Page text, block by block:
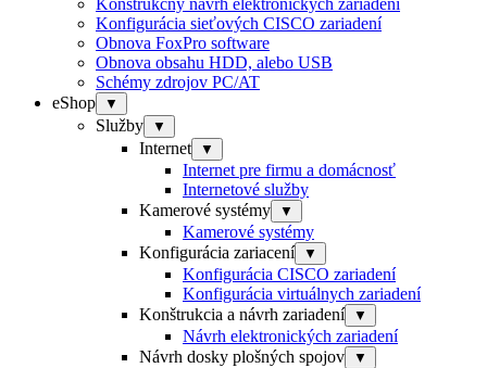
Konštrukčný návrh elektronických zariadení
Konfigurácia sieťových CISCO zariadení
Obnova FoxPro software
Obnova obsahu HDD, alebo USB
Schémy zdrojov PC/AT
eShop
▼
Služby ▼
Internet ▼
Internet pre firmu a domácnosť
Internetové služby
Kamerové systémy
▼
Kamerové systémy
Konfigurácia zariacení
▼
Konfigurácia CISCO zariadení
Konfigurácia virtuálnych zariadení
Konštrukcia a návrh zariadení
▼
Návrh elektronických zariadení
Návrh dosky plošných spojov
▼